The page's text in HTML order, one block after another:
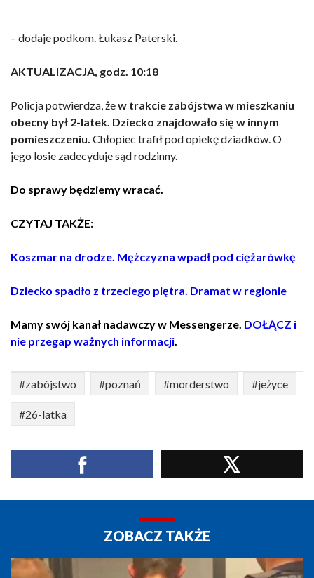
– dodaje podkom. Łukasz Paterski.
AKTUALIZACJA, godz. 10:18
Policja potwierdza, żew trakcie zabójstwa w mieszkaniu
obecny był 2-latek. Dziecko znajdowało się w innym
pomieszczeniu. Chłopiec trafił pod opiekę dziadków. O
jego losie zadecyduje sąd rodzinny.
Do sprawy będziemy wracać.
CZYTAJ TAKŻE:
Koszmar na drodze. Mężczyzna wpadł pod ciężarówkę
Dziecko spadło z trzeciego piętra. Dramat w regionie
Mamy swój kanał nadawczy w Messengerze. DOŁĄCZ i
nie przegap ważnych informacji.
#zabójstwo #poznań #morderstwo #jeżyce
#26-latka
ZOBACZ TAKŻE